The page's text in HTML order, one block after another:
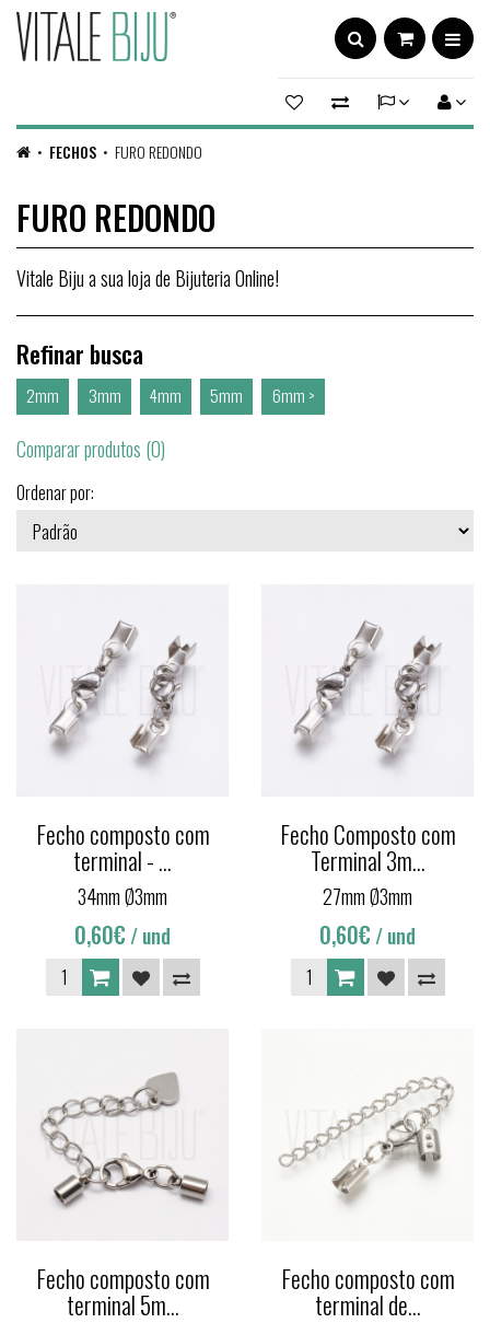
FECHOS FURO REDONDO
FURO REDONDO
Vitale Biju a sua loja de Bijuteria Online!
Refinar busca
2mm 3mm 4mm 5mm 6mm >
Comparar produtos (0)
Ordenar por:
Fecho composto com
terminal - ...
34mm Ø3mm
0,60€ / und
Fecho Composto com
Terminal 3m...
27mm Ø3mm
0,60€ / und
Fecho composto com
terminal 5m...
Fecho composto com
terminal de...